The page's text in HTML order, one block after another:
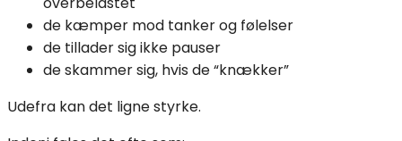
de kæmper mod tanker og følelser
de tillader sig ikke pauser
de skammer sig, hvis de “knækker”
Udefra kan det ligne styrke.